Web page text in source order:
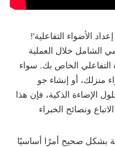
الأضواء التفاعلية'!
الشامل خلال العملية
التفاعلي الخاص بك. سواء
منزلك، أو إنشاء جو
الإضاءة الذكية، فإن هذا
ونصائح الخبراء
بشكل صحيح أمرًا أساسيًا